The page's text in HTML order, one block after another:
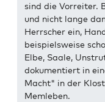
sind die Vorreiter.
und nicht lange
Herrscher ein,
beispielsweise
Elbe, Saale,
dokumentiert in
Macht" in der
Memleben.